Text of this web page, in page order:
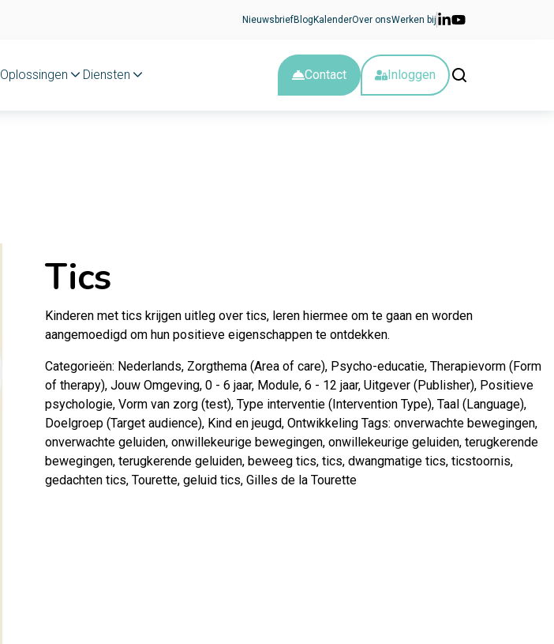
NieuwsbriefBlog KalenderOver onsWerken bij
Oplossingen Diensten Contact Inloggen
Tics
Kinderen met tics krijgen uitleg over tics, leren hiermee om te gaan en worden
aangemoedigd om hun positieve eigenschappen te ontdekken.
Categorieën: Nederlands, Zorgthema (Area of care), Psycho-educatie, Therapievorm (Form
of therapy), Jouw Omgeving, 0 - 6 jaar, Module, 6 - 12 jaar, Uitgever (Publisher), Positieve
psychologie, Vorm van zorg (test), Type interventie (Intervention Type), Taal (Language),
Doelgroep (Target audience), Kind en jeugd, Ontwikkeling Tags: onverwachte bewegingen,
onverwachte geluiden, onwillekeurige bewegingen, onwillekeurige geluiden, terugkerende
bewegingen, terugkerende geluiden, beweeg tics, tics, dwangmatige tics, ticstoornis,
gedachten tics, Tourette, geluid tics, Gilles de la Tourette